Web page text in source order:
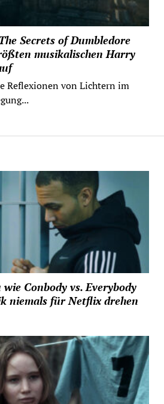
Secrets of Dumbledore
musikalischen Harry
Reflexionen von Lichtern im
Conbody vs. Everybody
niemals für Netflix drehen